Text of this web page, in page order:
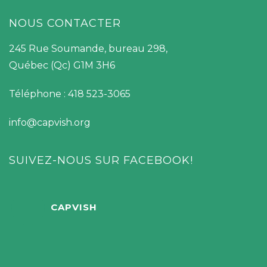
NOUS CONTACTER
245 Rue Soumande, bureau 298,
Québec (Qc) G1M 3H6
Téléphone : 418 523-3065
info@capvish.org
SUIVEZ-NOUS SUR FACEBOOK!
CAPVISH